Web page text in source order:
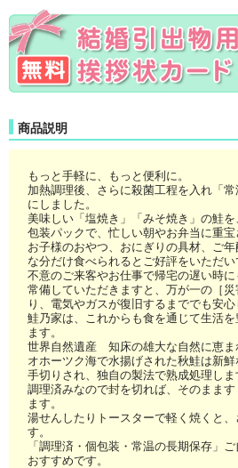
商品説明
もっと手軽に、もっと便利に。
加熱調理後、さらに殺菌工程を入れ「常
にしました。
美味しい「塩焼き」「みそ焼き」の鮭
包装パックで、忙しい朝やお弁当に重宝
お子様のおやつ、おにぎりの具材、ご
な分だけ食べられるとご好評をいただい
不意のご来客やお仕事で帰宅の遅い時に
常備していただきますと、万が一の［
り、電気やガスが復旧するまででも安心
鮭乃家は、これからも食を通じて生活
ます。
世界自然遺産 知床の雄大な自然に恵ま
オホーツク海で水揚げされた秋鮭は新
手切りされ、独自の製法で熟成処理しま
調理済みなので封を切れば、そのまま
ます。
湯せんしたりトースターで軽く焼くと
す。
「調理済・個包装・常温の長期保存」
おすすめです。